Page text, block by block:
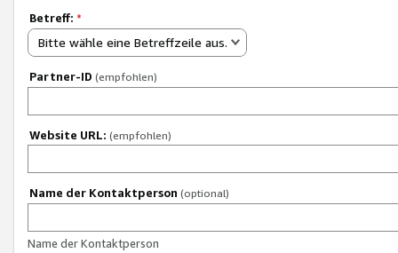
Betreff: *
Bitte wähle eine Betreffzeile aus.
Partner-ID (empfohlen)
Website URL: (empfohlen)
Name der Kontaktperson (optional)
Name der Kontaktperson